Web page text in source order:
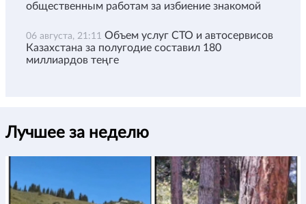
общественным работам за избиение знакомой
06 августа, 21:11 Объем услуг СТО и автосервисов
Казахстана за полугодие составил 180
миллиардов теңге
Лучшее за неделю